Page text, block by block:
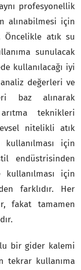
profesyonellik
alınabilmesi için
atık su
sunulacak
kullanılacağı iyi
değerleri ve
baz alınarak
teknikleri
nitelikli atık
için
endüstrisinden
için
farklıdır. Her
fakat tamamen
bir gider kalemi
tekrar kullanıma